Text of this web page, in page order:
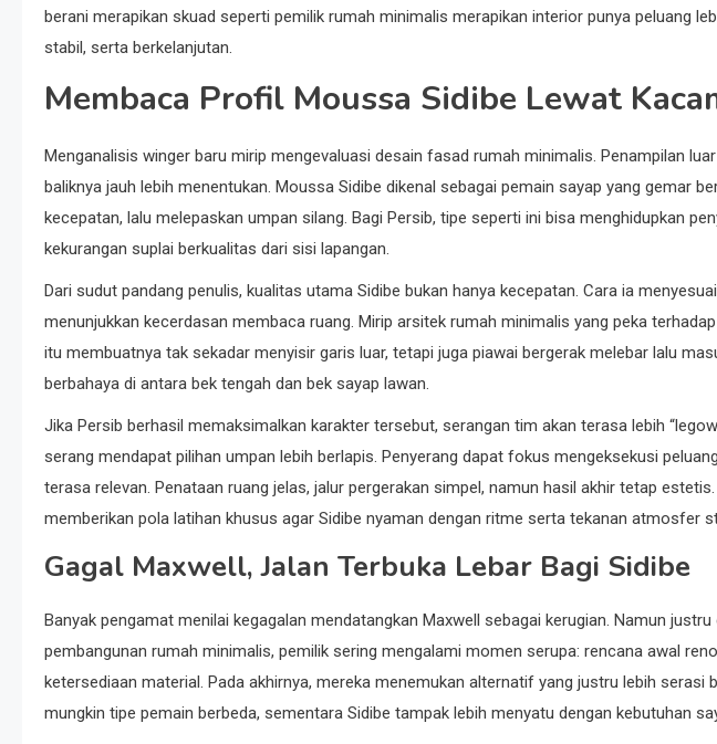
berani merapikan skuad seperti pemilik rumah minimalis merapikan interior punya peluang
stabil, serta berkelanjutan.
Membaca Profil Moussa Sidibe Lewat
Menganalisis winger baru mirip mengevaluasi desain fasad rumah minimalis. Penampilan
baliknya jauh lebih menentukan. Moussa Sidibe dikenal sebagai pemain sayap yang gemar
kecepatan, lalu melepaskan umpan silang. Bagi Persib, tipe seperti ini bisa menghidupkan
kekurangan suplai berkualitas dari sisi lapangan.
Dari sudut pandang penulis, kualitas utama Sidibe bukan hanya kecepatan. Cara ia
menunjukkan kecerdasan membaca ruang. Mirip arsitek rumah minimalis yang peka
itu membuatnya tak sekadar menyisir garis luar, tetapi juga piawai bergerak melebar lalu
berbahaya di antara bek tengah dan bek sayap lawan.
Jika Persib berhasil memaksimalkan karakter tersebut, serangan tim akan terasa lebih
serang mendapat pilihan umpan lebih berlapis. Penyerang dapat fokus mengeksekusi
terasa relevan. Penataan ruang jelas, jalur pergerakan simpel, namun hasil akhir tetap
memberikan pola latihan khusus agar Sidibe nyaman dengan ritme serta tekanan atmosfer
Gagal Maxwell, Jalan Terbuka Lebar Bagi Sidibe
Banyak pengamat menilai kegagalan mendatangkan Maxwell sebagai kerugian. Namun
pembangunan rumah minimalis, pemilik sering mengalami momen serupa: rencana awal
ketersediaan material. Pada akhirnya, mereka menemukan alternatif yang justru lebih serasi
mungkin tipe pemain berbeda, sementara Sidibe tampak lebih menyatu dengan kebutuhan